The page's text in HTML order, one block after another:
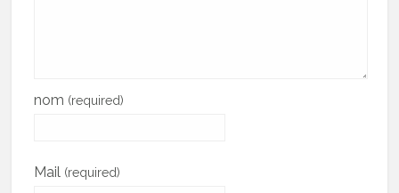
nom (required)
Mail (required)